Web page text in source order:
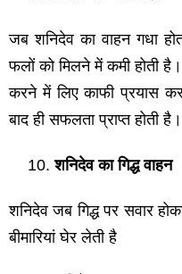
जब शनिदेव का वाहन गधा
फलों को मिलने में कमी होती
करने में लिए काफी प्रयास
बाद ही सफलता प्राप्त होती है।
शनिदेव का गिद्ध वाहन
शनिदेव जब गिद्ध पर सवार
बीमारियां घेर लेती है